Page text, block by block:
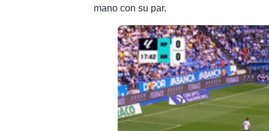
mano con su par.